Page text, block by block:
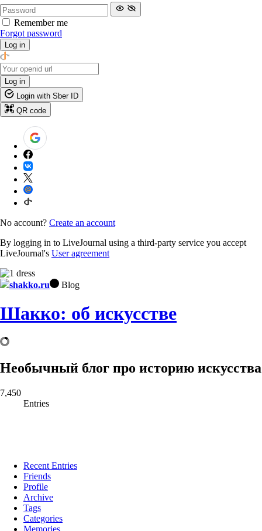
Remember me
Forgot password
Log in
Log in
Login with Sber ID
QR code
No account? Create an account
By logging in to LiveJournal using a third-party service you accept
LiveJournal's User agreement
shakko.ru Blog
Шакко: об искусстве
Необычный блог про историю искусства
7,450
Entries
Recent Entries
Friends
Profile
Archive
Tags
Categories